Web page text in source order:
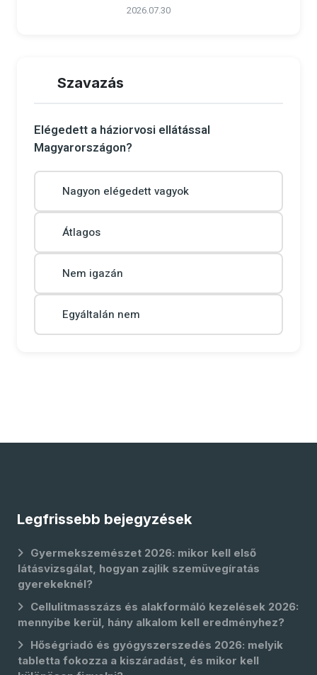
2026.07.30
Szavazás
Elégedett a háziorvosi ellátással
Magyarországon?
Nagyon elégedett vagyok
Átlagos
Nem igazán
Egyáltalán nem
Legfrissebb bejegyzések
Gyermekszemészet 2026: mikor kell első
látásvizsgálat, hogyan zajlik szemüvegíratás
gyerekeknél?
Cellulitmasszázs és alakformáló kezelések 2026:
mennyibe kerül, hány alkalom kell eredményhez?
Hőségriadó és gyógyszerszedés 2026: melyik
tabletta fokozza a kiszáradást, és mikor kell